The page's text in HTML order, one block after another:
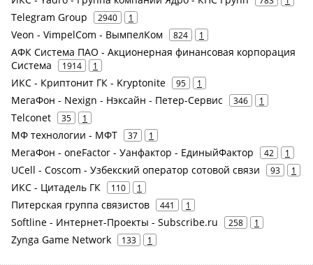
Telegram Group 2940 1
Veon - VimpelCom - ВымпелКом 824 1
АФК Система ПАО - Акционерная финансовая корпорация
Система
1914 1
ИКС - Криптонит ГК - Kryptonite 95 1
МегаФон - Nexign - Нэксайн - Петер-Сервис 346 1
Telconet 35 1
МФ технологии - МФТ 37 1
МегаФон - oneFactor - Уанфактор - ЕдиныйФактор 42 1
UCell - Coscom - Узбекский оператор сотовой связи 93 1
ИКС - Цитадель ГК 110 1
Питерская группа связистов 441 1
Softline - Интернет-Проекты - Subscribe.ru 258 1
Zynga Game Network 133 1